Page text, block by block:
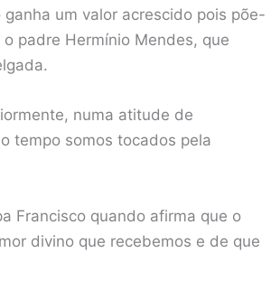
um valor acrescido pois põe-
padre Hermínio Mendes, que
numa atitude de
tempo somos tocados pela
Francisco quando afirma que o
divino que recebemos e de que